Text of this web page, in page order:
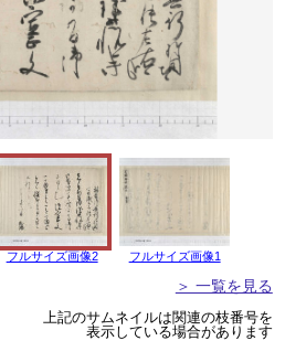
フルサイズ画像2 フルサイズ画像1
＞ 一覧を見る
上記のサムネイルは関連の枝番号を
表示している場合があります